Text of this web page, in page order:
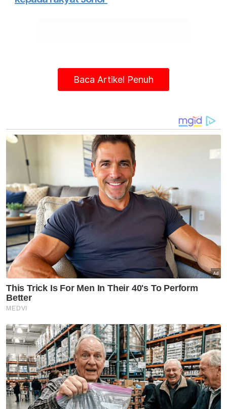
PH kini antagonis nombor satu PRN Johor?
PH tawar agenda pembangunan mampan,
gilap potensi Johor - Amirudin
PKR serah senarai calon bagi PRN Negeri
Sembilan - Aminuddin
Artikel Berkaitan:
'Onn Hafiz bukan pengkhianat' - Zahid Hamidi
PH Johor gesa Onn Hafiz hormati prinsip
tanggungjawab bersama Kerajaan Perpaduan
PRN Johor: Dakwaan pelajar TVET dijadikan sasaran
Nak bertanding di Negeri Sembilan, Anthony
ingatkan Albert tukar alamat dahulu
Baca Artikel Penuh